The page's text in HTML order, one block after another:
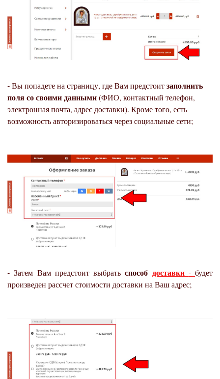
⁃ Вы попадете на страницу, где Вам предстоитзаполнить
поля со своими данными(ФИО, контактный телефон,
электронная почта, адрес доставки). Кроме того, есть
возможность авторизироваться через социальные сети;
⁃ Затем Вам предстоит выбратьспособ доставки - будет
произведен рассчет стоимости доставки на Ваш адрес;